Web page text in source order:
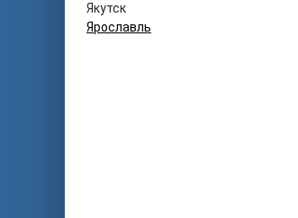
Якутск
Ярославль